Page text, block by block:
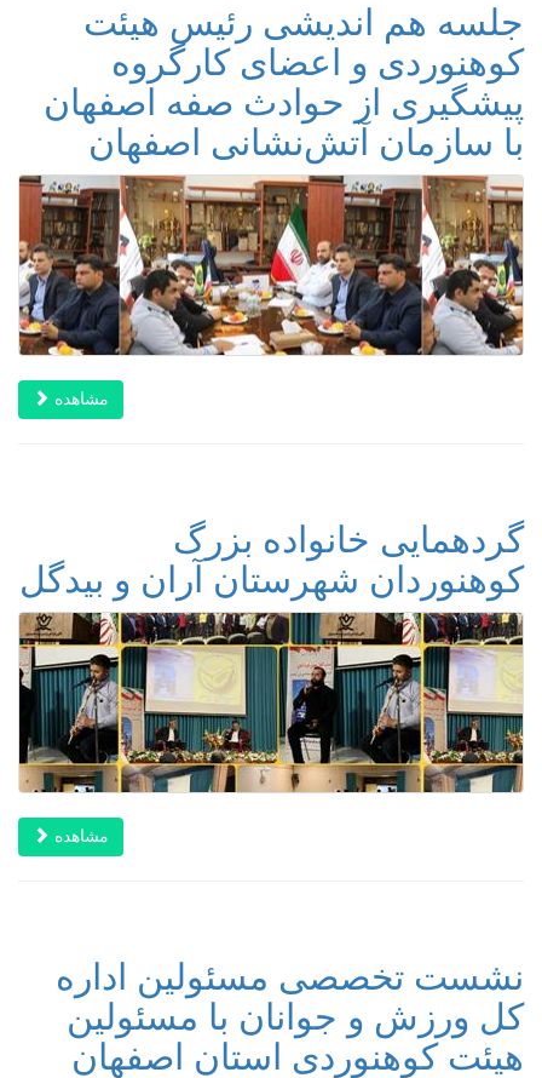
جلسه هم اندیشی رئیس هیئت
کوهنوردی و اعضای کارگروه
پیشگیری از حوادث صفه اصفهان
با سازمان آتش‌نشانی اصفهان
مشاهده
گردهمایی خانواده بزرگ
کوهنوردان شهرستان آران و بیدگل
مشاهده
نشست تخصصی مسئولین اداره
کل ورزش و جوانان با مسئولین
هیئت کوهنوردی استان اصفهان